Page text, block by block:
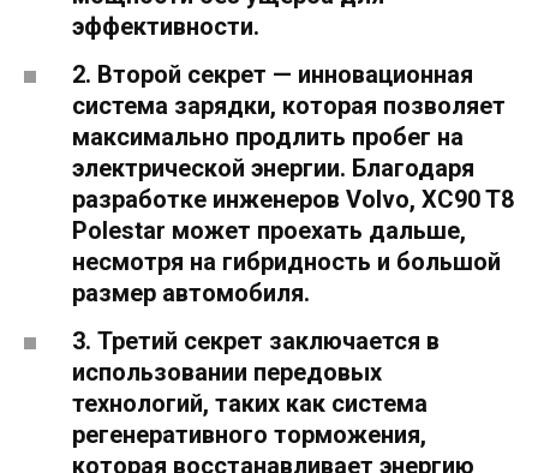
эффективности.
2. Второй секрет — инновационная
система зарядки, которая позволяет
максимально продлить пробег на
электрической энергии. Благодаря
разработке инженеров Volvo, XC90 T8
Polestar может проехать дальше,
несмотря на гибридность и большой
размер автомобиля.
3. Третий секрет заключается в
использовании передовых
технологий, таких как система
регенеративного торможения,
которая восстанавливает энергию